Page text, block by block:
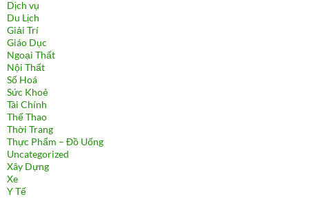
Dịch vụ
Du Lịch
Giải Trí
Giáo Dục
Ngoại Thất
Nội Thất
Số Hoá
Sức Khoẻ
Tài Chính
Thể Thao
Thời Trang
Thực Phẩm – Đồ Uống
Uncategorized
Xây Dựng
Xe
Y Tế